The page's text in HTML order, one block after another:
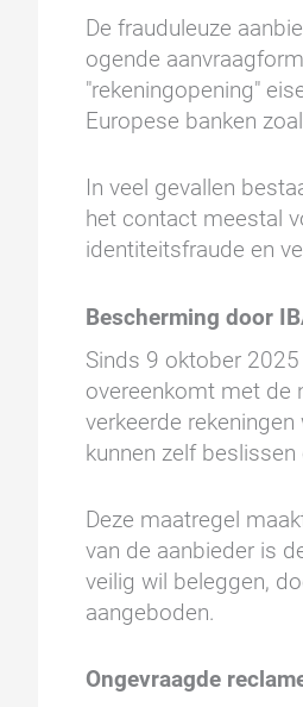
De frauduleuze
ogende
"rekeningopening"
Europese banken
In veel gevallen
het contact meestal
identiteitsfraude en
Bescherming door
Sinds 9 oktober
overeenkomt met de
verkeerde
kunnen zelf
Deze maatregel
van de aanbieder is
veilig wil beleggen,
aangeboden.
Ongevraagde